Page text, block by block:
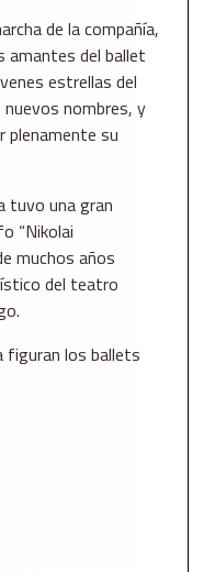
de la compañía,
amantes del ballet
estrellas del
nombres, y
plenamente su
tuvo una gran
“Nikolai
muchos años
del teatro
figuran los ballets